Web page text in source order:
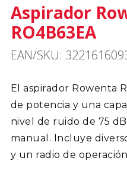
Aspirador
RO4B63EA
EAN/SKU:
El aspirador Rowenta
de potencia y una
nivel de ruido de 75
manual. Incluye
y un radio de